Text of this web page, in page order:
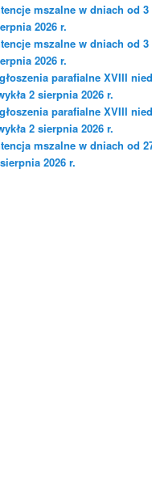
mszalne w dniach od 3
2026 r.
mszalne w dniach od 3
2026 r.
parafialne XVIII
2 sierpnia 2026 r.
parafialne XVIII
2 sierpnia 2026 r.
mszalne w dniach od
2026 r.